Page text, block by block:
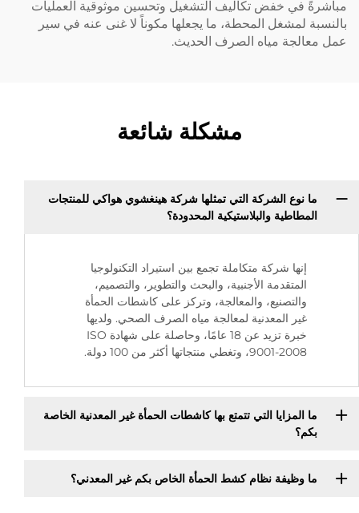
مباشرةً في خفض تكاليف التشغيل وتحسين موثوقية العمليات
بالنسبة لمشغل المحطة، ما يجعلها مكوناً لا غنى عنه في سير
عمل معالجة مياه الصرف الحديث.
مشكلة شائعة
ما نوع الشركة التي تمثلها شركة هينغشوي هواكي للمنتجات
المطاطية والبلاستيكية المحدودة؟
إنها شركة متكاملة تجمع بين استيراد التكنولوجيا
المتقدمة الأجنبية، والبحث والتطوير، والتصميم،
والتصنيع، والمعالجة، وتركز على كاشطات الحمأة
غير المعدنية لمعالجة مياه الصرف الصحي. ولديها
خبرة تزيد عن 18 عامًا، وحاصلة على شهادة ISO
9001-2008، وتغطي منتجاتها أكثر من 100 دولة.
ما المزايا التي تتمتع بها كاشطات الحمأة غير المعدنية الخاصة
بكم؟
ما وظيفة نظام كشط الحمأة الخاص بكم غير المعدني؟